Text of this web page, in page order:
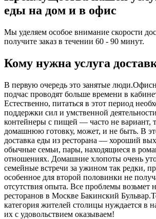
еды на дом и в офис
Мы уделяем особое внимание скорости
получите заказ в течении 60 - 90 минут.
Кому нужна услуга
В первую очередь это занятые
подчас проводят больше времени в
Естественно, питаться в этот период
поддержки сил и умственной
контейнеры с пищей ― часто не вариант,
домашнюю готовку, может, и не быть. В
доставка еды из ресторана ― хороший
обычные семьи, пары, находящиеся в
отношениях. Домашние хлопоты очень
семейные встречи за ужином так редки,
особенное для второй половинки не
отсутствия опыта. Все проблемы возьмет
ресторанов в Москве Бакинский
категория жителей столицы нуждается в
их с удовольствием оказываем!